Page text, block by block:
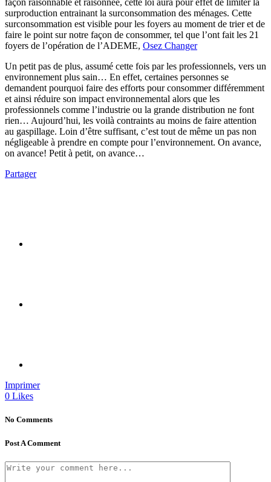
façon raisonnable et raisonnée, cette loi aura pour effet de limiter la
surproduction entrainant la surconsommation des ménages. Cette
surconsommation est visible pour les foyers au moment de trier et de
faire le point sur notre façon de consommer, tel que l’ont fait les 21
foyers de l’opération de l’ADEME, Osez Changer
Un petit pas de plus, assumé cette fois par les professionnels, vers un
environnement plus sain… En effet, certaines personnes se
demandent pourquoi faire des efforts pour consommer différemment
et ainsi réduire son impact environnemental alors que les
professionnels comme l’industrie ou la grande distribution ne font
rien… Aujourd’hui, les voilà contraints au moins de faire attention
au gaspillage. Loin d’être suffisant, c’est tout de même un pas non
négligeable à prendre en compte pour l’environnement. On avance,
on avance! Petit à petit, on avance…
Partager
Imprimer
0 Likes
No Comments
Post A Comment